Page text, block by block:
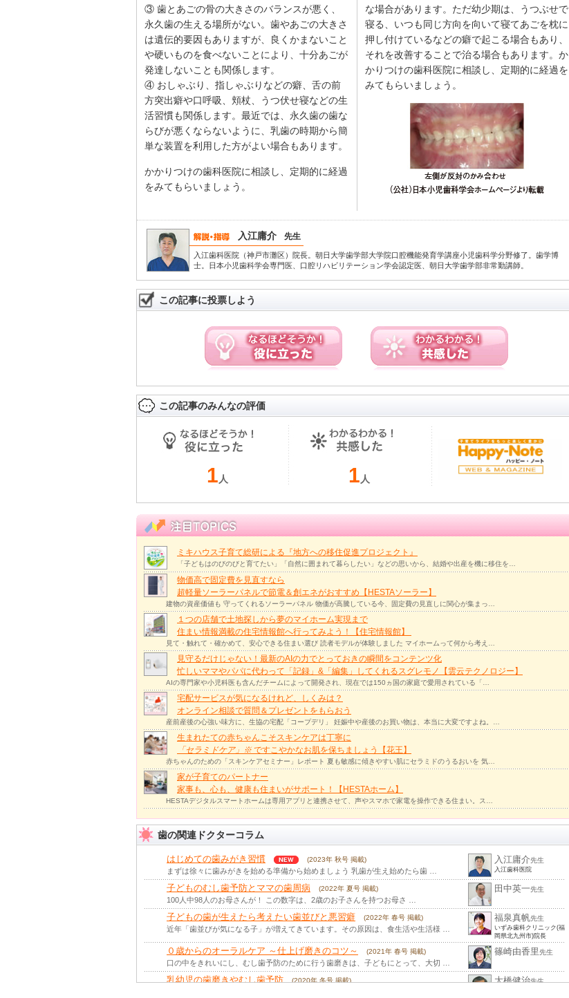
③ 歯とあごの骨の大きさのバランスが悪く、
永久歯の生える場所がない。歯やあごの大きさ
は遺伝的要因もありますが、良くかまないこと
や硬いものを食べないことにより、十分あごが
発達しないことも関係します。
④ おしゃぶり、指しゃぶりなどの癖、舌の前
方突出癖や口呼吸、頬杖、うつ伏せ寝などの生
活習慣も関係します。最近では、永久歯の歯な
らびが悪くならないように、乳歯の時期から簡
単な装置を利用した方がよい場合もあります。
かかりつけの歯科医院に相談し、定期的に経過
をみてもらいましょう。
な場合があります。ただ幼少期は、うつぶせで
寝る、いつも同じ方向を向いて寝てあごを枕に
押し付けているなどの癖で起こる場合もあり、
それを改善することで治る場合もあります。か
かりつけの歯科医院に相談し、定期的に経過を
みてもらいましょう。
入江庸介 先生
入江歯科医院（神戸市灘区）院長。朝日大学歯学部大学院口腔機能発育学講座小児歯科学分野修了。歯学博
士。日本小児歯科学会専門医、口腔リハビリテーション学会認定医、朝日大学歯学部非常勤講師。
この記事に投票しよう
この記事のみんなの評価
1 人 1 人
ミキハウス子育て総研による『地方への移住促進プロジェクト』
「子どもはのびのびと育てたい」「自然に囲まれて暮らしたい」などの思いから、結婚や出産を機に移住を…
物価高で固定費を見直すなら
超軽量ソーラーパネルで節電＆創エネがおすすめ【HESTAソーラー】
建物の資産価値も 守ってくれるソーラーパネル 物価が高騰している今、固定費の見直しに関心が集まっ…
１つの店舗で土地探しから夢のマイホーム実現まで
住まい情報満載の住宅情報館へ行ってみよう！【住宅情報館】
見て・触れて・確かめて、安心できる住まい選び 読者モデルが体験しました マイホームって何から考え…
見守るだけじゃない！最新のAIの力でとっておきの瞬間をコンテンツ化
忙しいママやパパに代わって「記録」&「編集」してくれるスグレモノ【雲云テクノロジー】
AIの専門家や小児科医も含んだチームによって開発され、現在では150ヵ国の家庭で愛用されている「…
宅配サービスが気になるけれど、しくみは？
オンライン相談で質問＆プレゼントをもらおう
産前産後の心強い味方に、生協の宅配「コープデリ」 妊娠中や産後のお買い物は、本当に大変ですよね。…
生まれたての赤ちゃんこそスキンケアは丁寧に
「セラミドケア」 ※ですこやかなお肌を保ちましょう【花王】
赤ちゃんのための「スキンケアセミナー」レポート 夏も敏感に傾きやすい肌にセラミドのうるおいを 気…
家が子育てのパートナー
家事も、心も、健康も住まいがサポート！【HESTAホーム】
HESTAデジタルスマートホームは専用アプリと連携させて、声やスマホで家電を操作できる住まい。ス…
歯の関連ドクターコラム
入江庸介先生
入江歯科医院
はじめての歯みがき習慣 (2023年 秋号 掲載)
まずは徐々に歯みがきを始める準備から始めましょう 乳歯が生え始めたら歯 …
田中英一先生
子どものむし歯予防とママの歯周病 (2022年 夏号 掲載)
100人中98人のお母さんが！ この数字は、2歳のお子さんを持つお母さ …
福泉真帆先生
いずみ歯科クリニック(福
岡県北九州市)院長
子どもの歯が生えたら考えたい歯並びと悪習癖 (2022年 春号 掲載)
近年「歯並びが気になる子」が増えてきています。その原因は、食生活や生活様 …
篠崎由香里先生
０歳からのオーラルケア ～仕上げ磨きのコツ～ (2021年 春号 掲載)
口の中をきれいにし、むし歯予防のために行う歯磨きは、子どもにとって、大切 …
大橋健治先生
乳幼児の歯磨きやむし歯予防 (2020年 冬号 掲載)